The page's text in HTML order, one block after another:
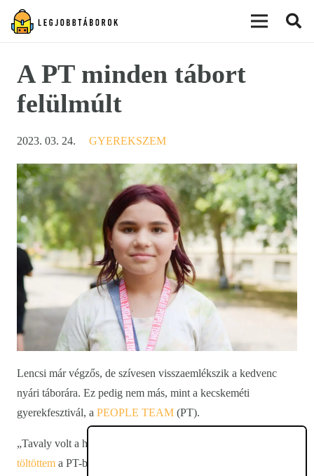
A PT minden tábort
felülmúlt
2023. 03. 24. GYEREKSZEM
Lencsi már végzős, de szívesen visszaemlékszik a kedvenc
nyári táborára. Ez pedig nem más, mint a kecskeméti
gyerekfesztivál, a PEOPLE TEAM (PT).
„Tavaly volt a harmadik évem a táborban, összesen
töltöttem a PT-ben, ahol egyre inkább otthon éreztem magam,